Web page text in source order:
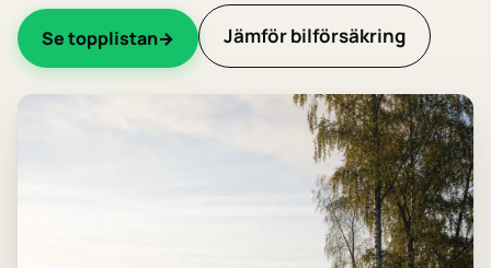
Se topplistan Jämför bilförsäkring